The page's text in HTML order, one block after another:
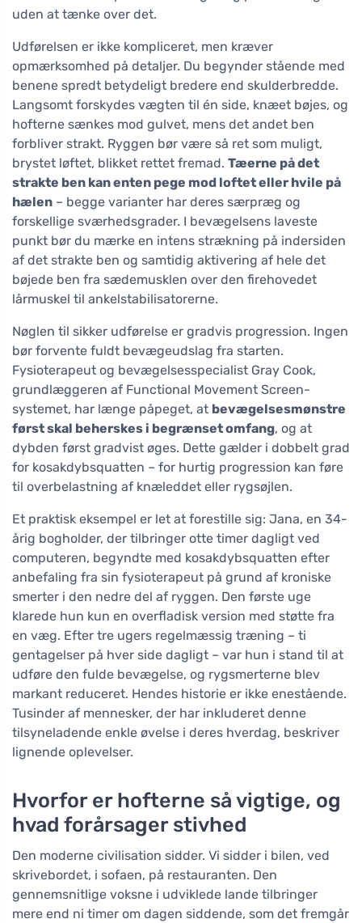
uden at tænke over det.
Udførelsen er ikke kompliceret, men kræver
opmærksomhed på detaljer. Du begynder stående med
benene spredt betydeligt bredere end skulderbredde.
Langsomt forskydes vægten til én side, knæet bøjes, og
hofterne sænkes mod gulvet, mens det andet ben
forbliver strakt. Ryggen bør være så ret som muligt,
brystet løftet, blikket rettet fremad. Tæerne på det
strakte ben kan enten pege mod loftet eller hvile på
hælen – begge varianter har deres særpræg og
forskellige sværhedsgrader. I bevægelsens laveste
punkt bør du mærke en intens strækning på indersiden
af det strakte ben og samtidig aktivering af hele det
bøjede ben fra sædemusklen over den firehovedet
lårmuskel til ankelstabilisatorerne.
Nøglen til sikker udførelse er gradvis progression. Ingen
bør forvente fuldt bevægeudslag fra starten.
Fysioterapeut og bevægelsesspecialist Gray Cook,
grundlæggeren af Functional Movement Screen-
systemet, har længe påpeget, at bevægelsesmønstre
først skal beherskes i begrænset omfang, og at
dybden først gradvist øges. Dette gælder i dobbelt grad
for kosakdybsquatten – for hurtig progression kan føre
til overbelastning af knæleddet eller rygsøjlen.
Et praktisk eksempel er let at forestille sig: Jana, en 34-
årig bogholder, der tilbringer otte timer dagligt ved
computeren, begyndte med kosakdybsquatten efter
anbefaling fra sin fysioterapeut på grund af kroniske
smerter i den nedre del af ryggen. Den første uge
klarede hun kun en overfladisk version med støtte fra
en væg. Efter tre ugers regelmæssig træning – ti
gentagelser på hver side dagligt – var hun i stand til at
udføre den fulde bevægelse, og rygsmerterne blev
markant reduceret. Hendes historie er ikke enestående.
Tusinder af mennesker, der har inkluderet denne
tilsyneladende enkle øvelse i deres hverdag, beskriver
lignende oplevelser.
Hvorfor er hofterne så vigtige, og
hvad forårsager stivhed
Den moderne civilisation sidder. Vi sidder i bilen, ved
skrivebordet, i sofaen, på restauranten. Den
gennemsnitlige voksne i udviklede lande tilbringer
mere end ni timer om dagen siddende, som det fremgår